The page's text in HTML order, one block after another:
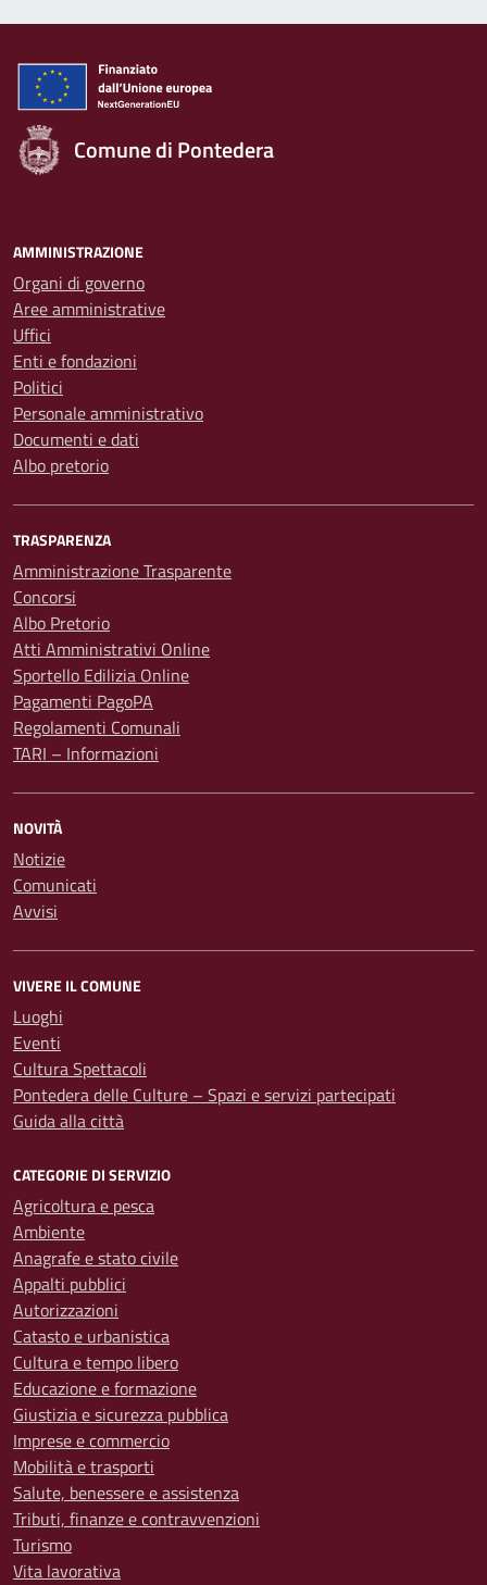
Comune di Pontedera
AMMINISTRAZIONE
Organi di governo
Aree amministrative
Uffici
Enti e fondazioni
Politici
Personale amministrativo
Documenti e dati
Albo pretorio
TRASPARENZA
Amministrazione Trasparente
Concorsi
Albo Pretorio
Atti Amministrativi Online
Sportello Edilizia Online
Pagamenti PagoPA
Regolamenti Comunali
TARI – Informazioni
NOVITÀ
Notizie
Comunicati
Avvisi
VIVERE IL COMUNE
Luoghi
Eventi
Cultura Spettacoli
Pontedera delle Culture – Spazi e servizi partecipati
Guida alla città
CATEGORIE DI SERVIZIO
Agricoltura e pesca
Ambiente
Anagrafe e stato civile
Appalti pubblici
Autorizzazioni
Catasto e urbanistica
Cultura e tempo libero
Educazione e formazione
Giustizia e sicurezza pubblica
Imprese e commercio
Mobilità e trasporti
Salute, benessere e assistenza
Tributi, finanze e contravvenzioni
Turismo
Vita lavorativa